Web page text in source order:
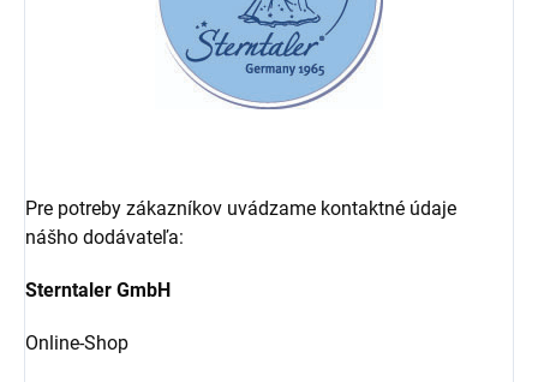
Pre potreby zákazníkov uvádzame kontaktné údaje
nášho dodávateľa:
Sterntaler GmbH
Online-Shop